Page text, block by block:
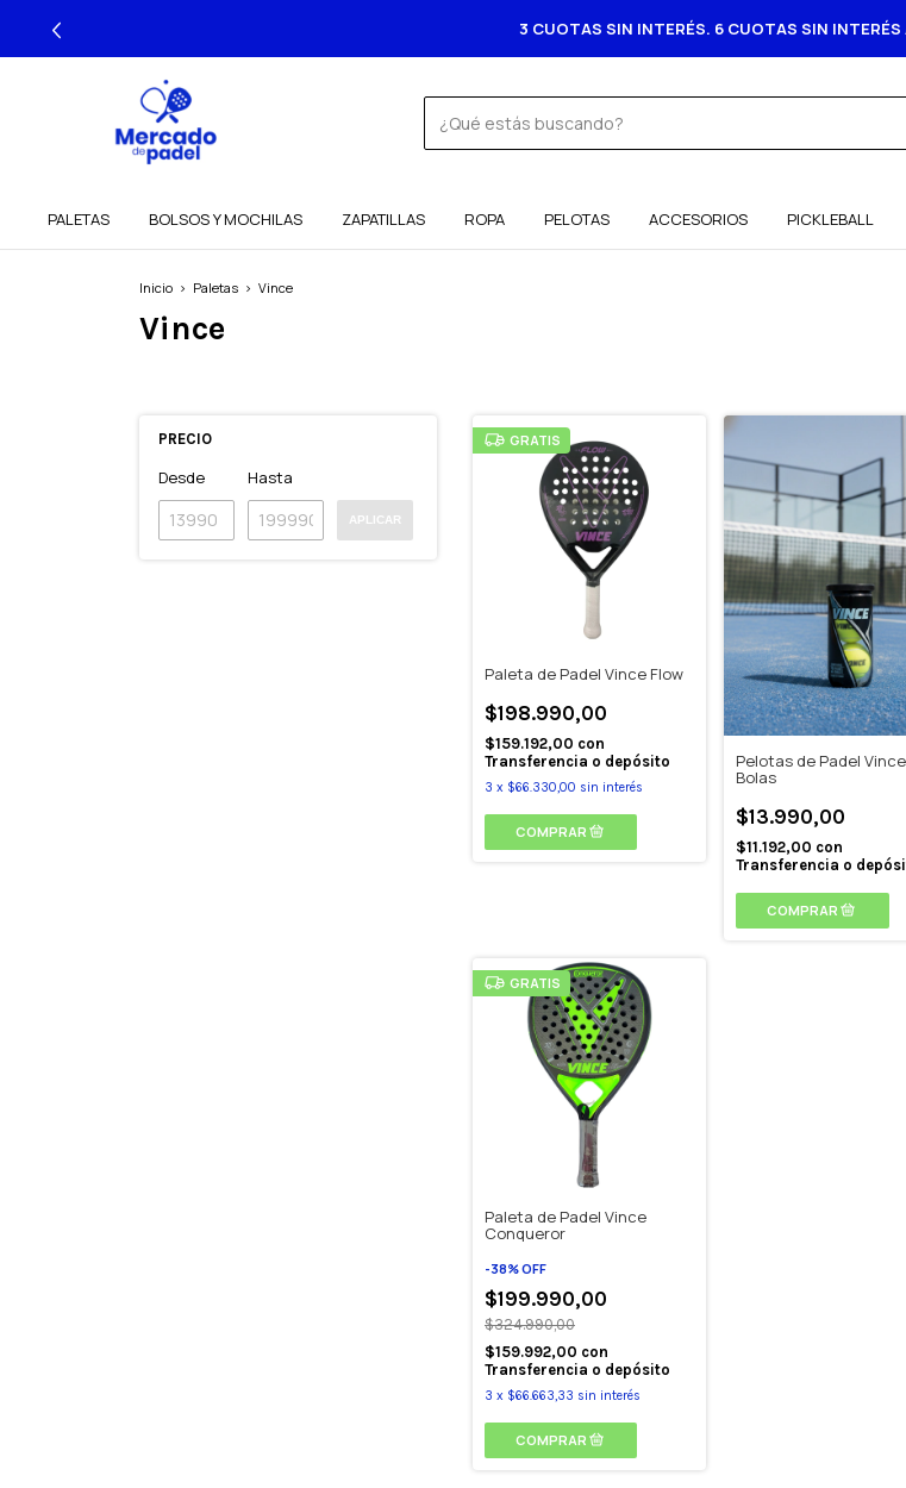
3 CUOTAS SIN INTERÉS. 6 CUOTAS SIN
PALETAS BOLSOS Y MOCHILAS ZAPATILLAS ROPA PELOTAS ACCESORIOS PICKLEBALL
Inicio > Paletas > Vince
Vince
PRECIO
Desde Hasta
APLICAR
GRATIS
Paleta de Padel Vince Flow
$198.990,00
$159.192,00 con
Transferencia o depósito
3 x $66.330,00 sin interés
Pelotas de Padel
Bolas
$13.990,00
$11.192,00 con
Transferencia o
GRATIS
Paleta de Padel Vince
Conqueror
-38%OFF
$199.990,00
$324.990,00
$159.992,00 con
Transferencia o depósito
3 x $66.663,33 sin interés